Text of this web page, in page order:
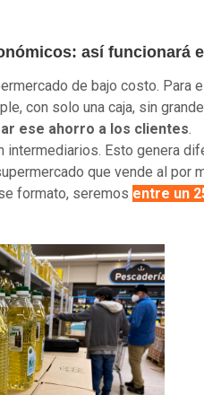
así funcionará
de bajo costo. Para
con solo una caja, sin
ese ahorro a los clientes.
intermediarios. Esto genera
que vende al por
formato, seremos entre un